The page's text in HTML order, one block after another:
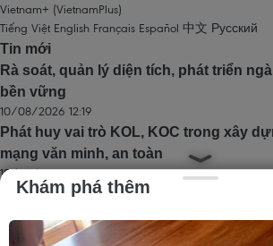
Vietnam+ (VietnamPlus)
Tiếng Việt English Français Español 中文 Русский
Tin mới
Rà soát, quản lý diện tích, phát triển
bền vững
10/08/2026 12:19
Phát huy vai trò KOL, KOC trong xây
mạng văn minh, an toàn
10/08/2026 12:15
Hy Lạp nỗ lực dập tắt đám cháy rừng
Phát hiện, quy tập được 256 bộ hài cốt
Khám phá thêm